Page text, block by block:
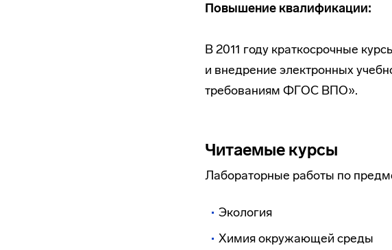
Повышение квалификации:
В 2011 году краткосрочные
и внедрение электронных
требованиям ФГОС ВПО».
Читаемые курсы
Лабораторные работы по
Экология
Химия окружающей среды